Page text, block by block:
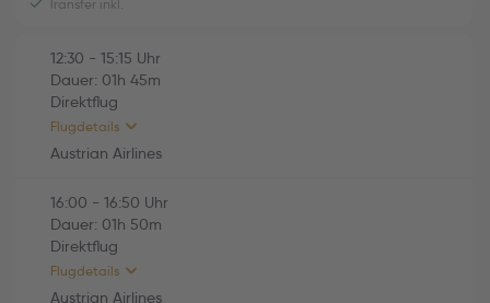
Di., 06.10.2026
16:00 Varna (VAR) -
16:50 Wien (VIE)
Economy
Transfer inkl.
12:30 - 15:15 Uhr
Dauer: 01h 45m
Direktflug
Flugdetails
Austrian Airlines
HINFLUG (Direktflug)
Austrian Airlines (OS769)
Fr., 02.10.2026
16:00 - 16:50 Uhr
Dauer: 01h 50m
Direktflug
Flugdetails
Austrian Airlines